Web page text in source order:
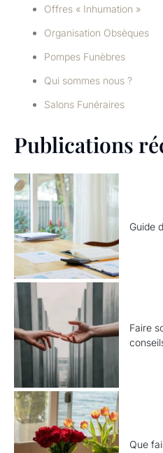
Offres « Inhumation »
Organisation Obsèques
Pompes Funèbres
Qui sommes nous ?
Salons Funéraires
Publications
Guide
Faire
Que